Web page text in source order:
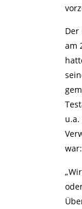
Der
am
war: